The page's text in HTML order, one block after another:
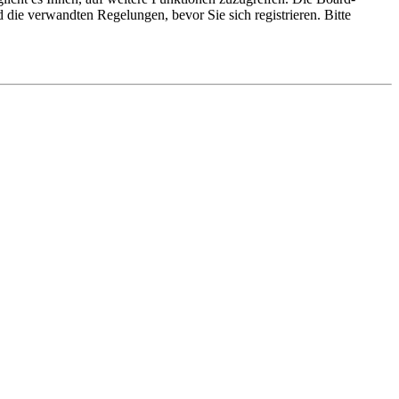
verwandten Regelungen, bevor Sie sich registrieren. Bitte